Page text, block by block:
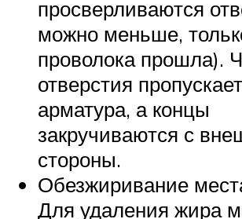
просверливаются
можно меньше,
проволока прошла).
отверстия
арматура, а концы
закручиваются с
стороны.
Обезжиривание
Для удаления жира